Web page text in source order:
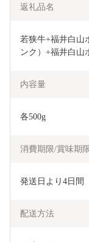
返礼品名
若狭牛+福井白山
ンク）+福井白山
内容量
各500g
消費期限/賞味期限
発送日より4日間
配送方法